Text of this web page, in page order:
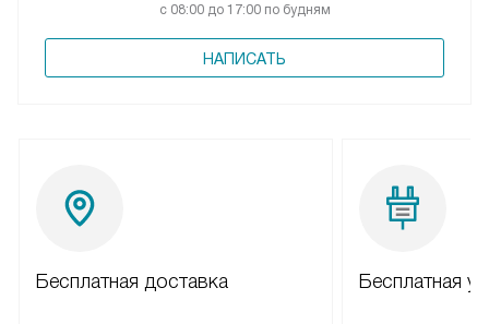
с 08:00 до 17:00 по будням
НАПИСАТЬ
Бесплатная доставка Бесплатная